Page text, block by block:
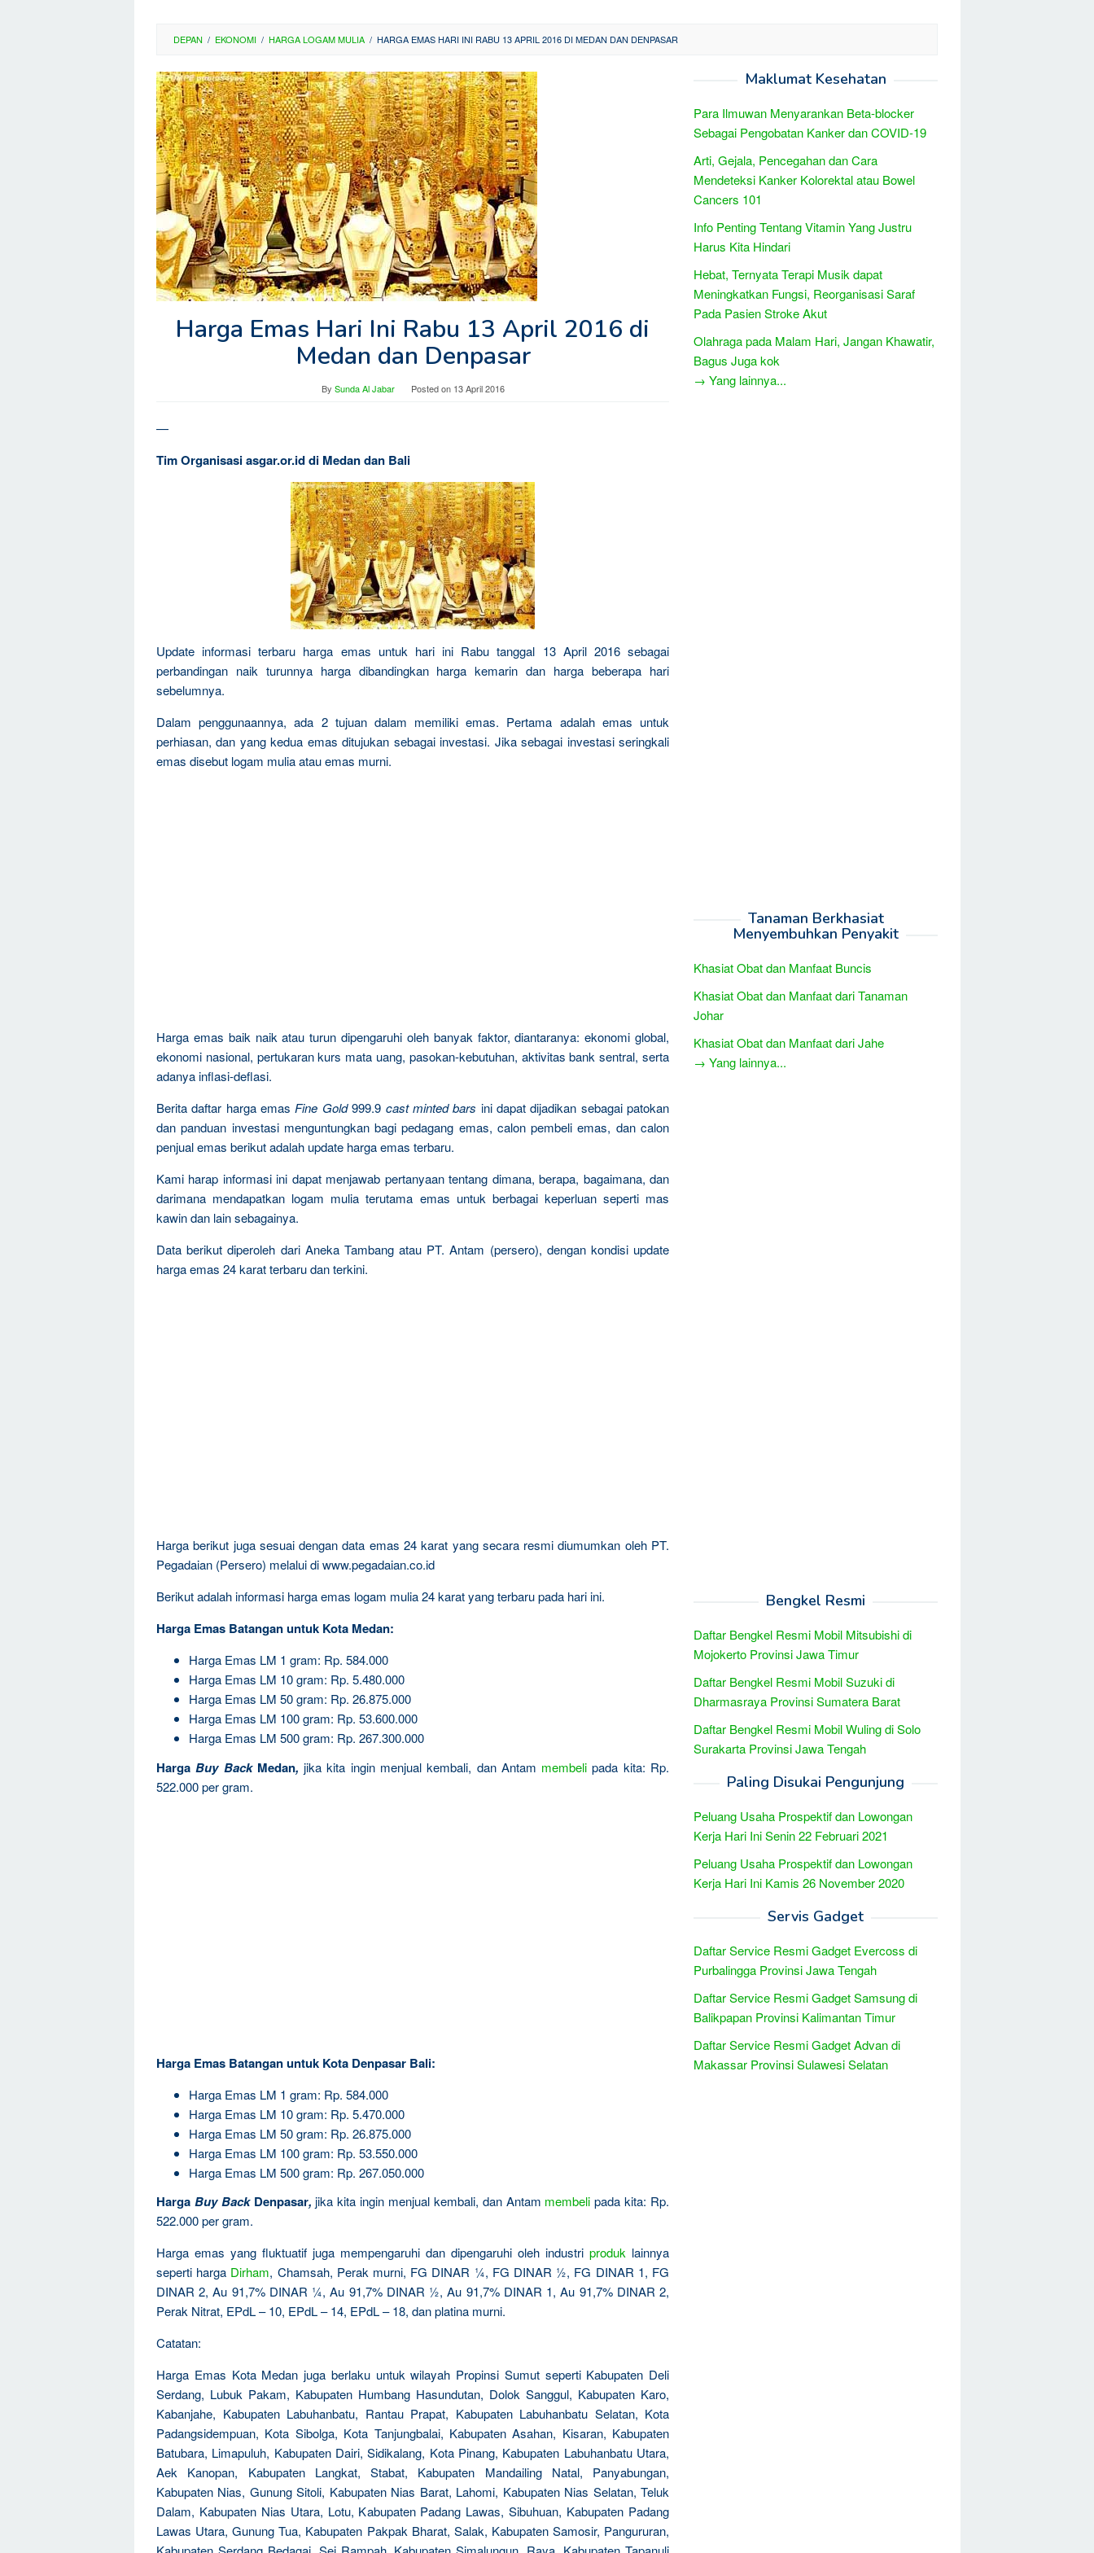
DEPAN / EKONOMI / HARGA LOGAM MULIA / HARGA EMAS HARI INI RABU 13 APRIL 2016 DI MEDAN DAN DENPASAR
Harga Emas Hari Ini Rabu 13 April 2016 di
Medan dan Denpasar
By Sunda Al Jabar Posted on 13 April 2016
—
Tim Organisasi asgar.or.id di Medan dan Bali
Update informasi terbaru harga emas untuk hari ini Rabu tanggal 13 April 2016 sebagai
perbandingan naik turunnya harga dibandingkan harga kemarin dan harga beberapa hari
sebelumnya.
Dalam penggunaannya, ada 2 tujuan dalam memiliki emas. Pertama adalah emas untuk
perhiasan, dan yang kedua emas ditujukan sebagai investasi. Jika sebagai investasi seringkali
emas disebut logam mulia atau emas murni.
Harga emas baik naik atau turun dipengaruhi oleh banyak faktor, diantaranya: ekonomi global,
ekonomi nasional, pertukaran kurs mata uang, pasokan-kebutuhan, aktivitas bank sentral, serta
adanya inflasi-deflasi.
Berita daftar harga emas Fine Gold999.9 cast minted bars ini dapat dijadikan sebagai patokan
dan panduan investasi menguntungkan bagi pedagang emas, calon pembeli emas, dan calon
penjual emas berikut adalah update harga emas terbaru.
Kami harap informasi ini dapat menjawab pertanyaan tentang dimana, berapa, bagaimana, dan
darimana mendapatkan logam mulia terutama emas untuk berbagai keperluan seperti mas
kawin dan lain sebagainya.
Data berikut diperoleh dari Aneka Tambang atau PT. Antam (persero), dengan kondisi update
harga emas 24 karat terbaru dan terkini.
Harga berikut juga sesuai dengan data emas 24 karat yang secara resmi diumumkan oleh PT.
Pegadaian (Persero) melalui di www.pegadaian.co.id
Berikut adalah informasi harga emas logam mulia 24 karat yang terbaru pada hari ini.
Harga Emas Batangan untuk Kota Medan:
Harga Emas LM 1 gram: Rp. 584.000
Harga Emas LM 10 gram: Rp. 5.480.000
Harga Emas LM 50 gram: Rp. 26.875.000
Harga Emas LM 100 gram: Rp. 53.600.000
Harga Emas LM 500 gram: Rp. 267.300.000
HargaBuy Back Medan, jika kita ingin menjual kembali, dan Antam membeli pada kita: Rp.
522.000 per gram.
Harga Emas Batangan untuk Kota Denpasar Bali:
Harga Emas LM 1 gram: Rp. 584.000
Harga Emas LM 10 gram: Rp. 5.470.000
Harga Emas LM 50 gram: Rp. 26.875.000
Harga Emas LM 100 gram: Rp. 53.550.000
Harga Emas LM 500 gram: Rp. 267.050.000
Harga Buy Back Denpasar, jika kita ingin menjual kembali, dan Antam membeli pada kita: Rp.
522.000 per gram.
Harga emas yang fluktuatif juga mempengaruhi dan dipengaruhi oleh industri produk lainnya
seperti harga Dirham, Chamsah, Perak murni, FG DINAR ¼, FG DINAR ½, FG DINAR 1, FG
DINAR 2, Au 91,7% DINAR ¼, Au 91,7% DINAR ½, Au 91,7% DINAR 1, Au 91,7% DINAR 2,
Perak Nitrat, EPdL – 10, EPdL – 14, EPdL – 18, dan platina murni.
Catatan:
Harga Emas Kota Medan juga berlaku untuk wilayah Propinsi Sumut seperti Kabupaten Deli
Serdang, Lubuk Pakam, Kabupaten Humbang Hasundutan, Dolok Sanggul, Kabupaten Karo,
Kabanjahe, Kabupaten Labuhanbatu, Rantau Prapat, Kabupaten Labuhanbatu Selatan, Kota
Padangsidempuan, Kota Sibolga, Kota Tanjungbalai, Kabupaten Asahan, Kisaran, Kabupaten
Batubara, Limapuluh, Kabupaten Dairi, Sidikalang, Kota Pinang, Kabupaten Labuhanbatu Utara,
Aek Kanopan, Kabupaten Langkat, Stabat, Kabupaten Mandailing Natal, Panyabungan,
Kabupaten Nias, Gunung Sitoli, Kabupaten Nias Barat, Lahomi, Kabupaten Nias Selatan, Teluk
Dalam, Kabupaten Nias Utara, Lotu, Kabupaten Padang Lawas, Sibuhuan, Kabupaten Padang
Lawas Utara, Gunung Tua, Kabupaten Pakpak Bharat, Salak, Kabupaten Samosir, Pangururan,
Maklumat Kesehatan
Para Ilmuwan Menyarankan Beta-blocker
Sebagai Pengobatan Kanker dan COVID-19
Arti, Gejala, Pencegahan dan Cara
Mendeteksi Kanker Kolorektal atau Bowel
Cancers 101
Info Penting Tentang Vitamin Yang Justru
Harus Kita Hindari
Hebat, Ternyata Terapi Musik dapat
Meningkatkan Fungsi, Reorganisasi Saraf
Pada Pasien Stroke Akut
Olahraga pada Malam Hari, Jangan Khawatir,
Bagus Juga kok
→ Yang lainnya...
Tanaman Berkhasiat
Menyembuhkan Penyakit
Khasiat Obat dan Manfaat Buncis
Khasiat Obat dan Manfaat dari Tanaman
Johar
Khasiat Obat dan Manfaat dari Jahe
→ Yang lainnya...
Bengkel Resmi
Daftar Bengkel Resmi Mobil Mitsubishi di
Mojokerto Provinsi Jawa Timur
Daftar Bengkel Resmi Mobil Suzuki di
Dharmasraya Provinsi Sumatera Barat
Daftar Bengkel Resmi Mobil Wuling di Solo
Surakarta Provinsi Jawa Tengah
Paling Disukai Pengunjung
Peluang Usaha Prospektif dan Lowongan
Kerja Hari Ini Senin 22 Februari 2021
Peluang Usaha Prospektif dan Lowongan
Kerja Hari Ini Kamis 26 November 2020
Servis Gadget
Daftar Service Resmi Gadget Evercoss di
Purbalingga Provinsi Jawa Tengah
Daftar Service Resmi Gadget Samsung di
Balikpapan Provinsi Kalimantan Timur
Daftar Service Resmi Gadget Advan di
Makassar Provinsi Sulawesi Selatan